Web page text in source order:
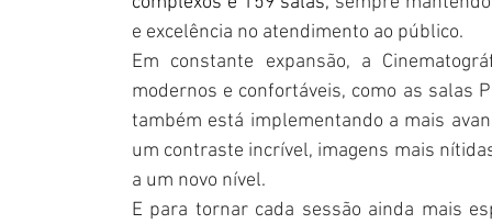
e excelência no atendimento ao público.
Em constante expansão, a
modernos e confortáveis, como as salas
também está implementando a mais
um contraste incrível, imagens mais
a um novo nível.
E para tornar cada sessão ainda mais